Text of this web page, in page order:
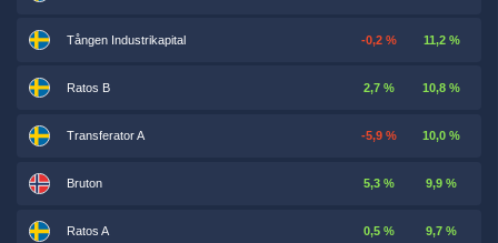
Tången Industrikapital -0,2 % 11,2 %
Ratos B 2,7 % 10,8 %
Transferator A -5,9 % 10,0 %
Bruton 5,3 % 9,9 %
Ratos A 0,5 % 9,7 %